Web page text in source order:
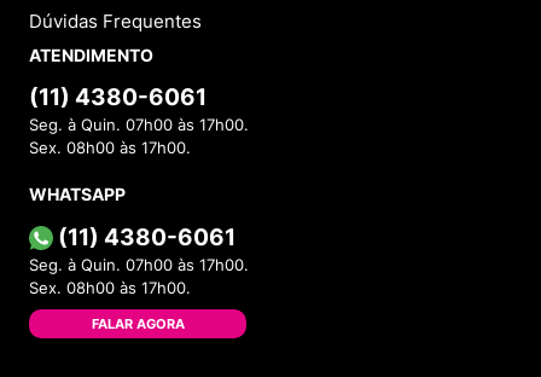
Dúvidas Frequentes
ATENDIMENTO
(11) 4380-6061
Seg. à Quin. 07h00 às 17h00.
Sex. 08h00 às 17h00.
WHATSAPP
(11) 4380-6061
Seg. à Quin. 07h00 às 17h00.
Sex. 08h00 às 17h00.
FALAR AGORA